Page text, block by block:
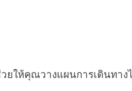
ยให้คุณวางแผนการเดินทาง